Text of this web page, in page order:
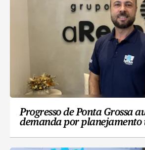
Progresso de Ponta Grossa
demanda por planejamento